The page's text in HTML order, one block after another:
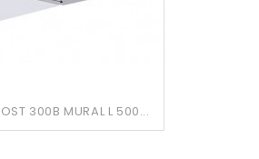
300B MURAL L 500...